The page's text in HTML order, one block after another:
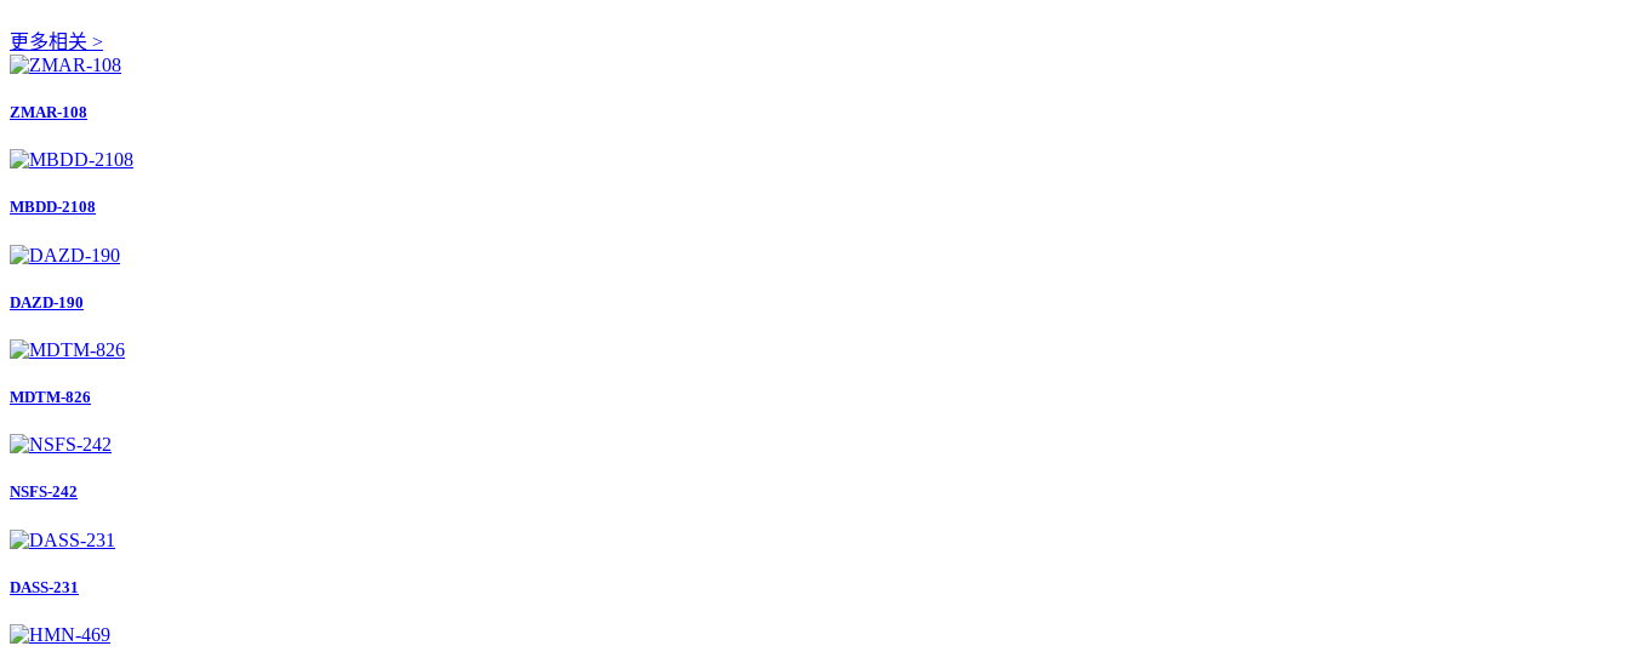
更多相关 >
ZMAR-108
MBDD-2108
DAZD-190
MDTM-826
NSFS-242
DASS-231